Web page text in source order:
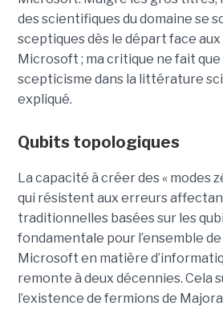
des scientifiques du domaine se
sceptiques dès le départ face
Microsoft ; ma critique ne fait
scepticisme dans la littérature
expliqué.
Qubits topologiques
La capacité à créer des « modes
qui résistent aux erreurs
traditionnelles basées sur les
fondamentale pour l’ensemble
Microsoft en matière
remonte à deux décennies. Cela
l’existence de fermions de